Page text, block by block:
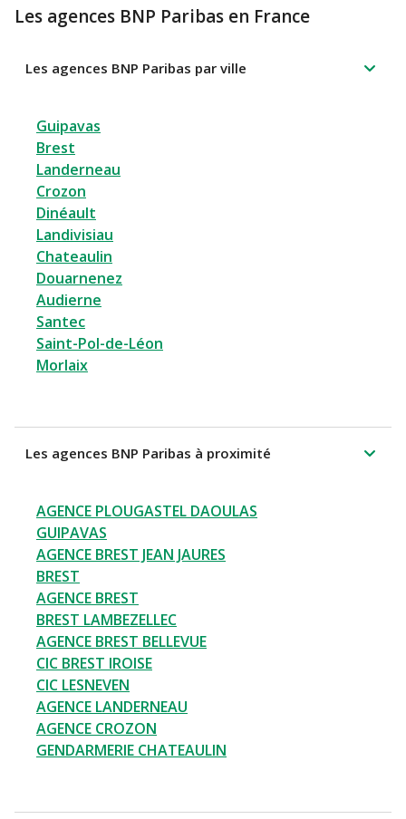
Les agences BNP Paribas en France
Les agences BNP Paribas par ville
Guipavas
Brest
Landerneau
Crozon
Dinéault
Landivisiau
Chateaulin
Douarnenez
Audierne
Santec
Saint-Pol-de-Léon
Morlaix
Les agences BNP Paribas à proximité
AGENCE PLOUGASTEL DAOULAS
GUIPAVAS
AGENCE BREST JEAN JAURES
BREST
AGENCE BREST
BREST LAMBEZELLEC
AGENCE BREST BELLEVUE
CIC BREST IROISE
CIC LESNEVEN
AGENCE LANDERNEAU
AGENCE CROZON
GENDARMERIE CHATEAULIN